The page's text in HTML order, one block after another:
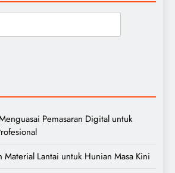
Pemasaran Digital untuk
Material Lantai untuk Hunian Masa Kini